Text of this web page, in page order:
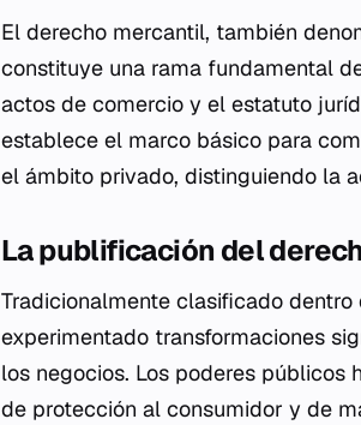
El derecho mercantil, también
constituye una rama fundamental
actos de comercio y el estatuto
establece el marco básico para
el ámbito privado, distinguiendo la
La publificación del
Tradicionalmente clasificado
experimentado transformaciones
los negocios. Los poderes
de protección al consumidor y de